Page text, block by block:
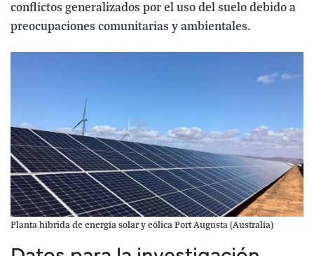
conflictos generalizados por el uso del suelo debido a
preocupaciones comunitarias y ambientales.
Planta híbrida de energía solar y eólica Port Augusta (Australia)